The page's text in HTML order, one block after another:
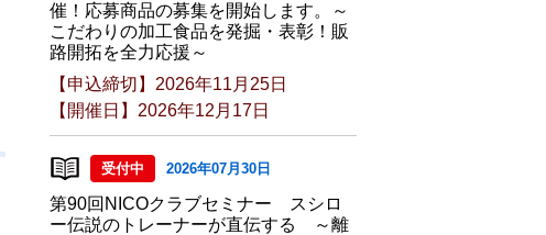
催！応募商品の募集を開始します。～
こだわりの加工食品を発掘・表彰！販
路開拓を全力応援～
【申込締切】2026年11月25日
【開催日】2026年12月17日
受付中 2026年07月30日
第90回NICOクラブセミナー スシロ
ー伝説のトレーナーが直伝する ～離